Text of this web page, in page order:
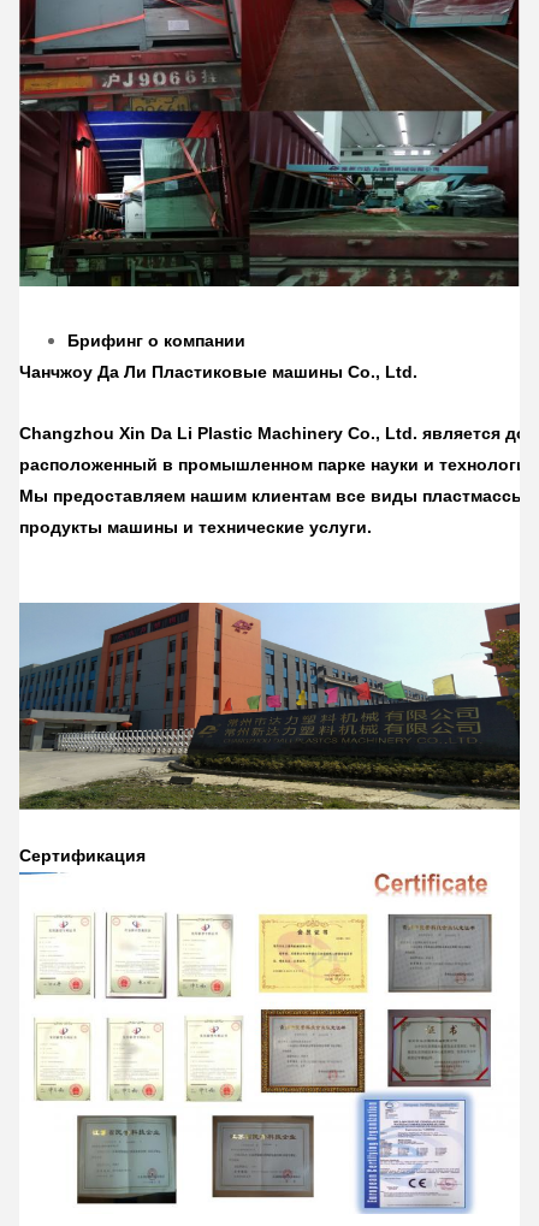
Брифинг о компании
Чанчжоу Да Ли Пластиковые машины Co., Ltd.
Changzhou Xin Da Li Plastic Machinery Co., Ltd. является
расположенный в промышленном парке науки и
Мы предоставляем нашим клиентам все виды пластмассы
продукты машины и технические услуги.
Сертификация